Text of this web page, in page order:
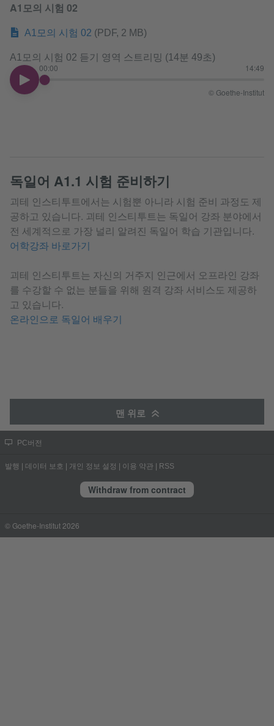
A1모의 시험 02
A1모의 시험 02 (PDF, 2 MB)
A1모의 시험 02 듣기 영역 스트리밍 (14분 49초)
00:00
14:49
00:00
© Goethe-Institut
독일어 A1.1 시험 준비하기
괴테 인스티투트에서는 시험뿐 아니라 시험 준비 과정도 제
공하고 있습니다. 괴테 인스티투트는 독일어 강좌 분야에서
전 세계적으로 가장 널리 알려진 독일어 학습 기관입니다.
어학강좌 바로가기
괴테 인스티투트는 자신의 거주지 인근에서 오프라인 강좌
를 수강할 수 없는 분들을 위해 원격 강좌 서비스도 제공하
고 있습니다.
온라인으로 독일어 배우기
맨 위로
PC버전
발행 데이터 보호 개인 정보 설정 이용 약관 RSS
Withdraw from contract
© Goethe-Institut 2026